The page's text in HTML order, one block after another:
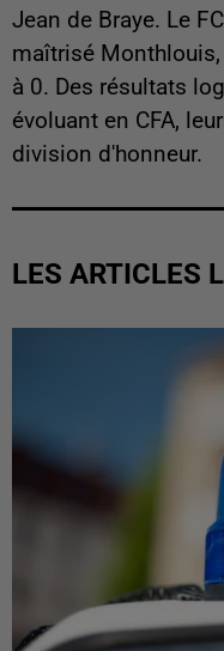
Jean de Braye. Le
maîtrisé
à 0. Des résultats
évoluant en CFA,
division d'honneur.
LES ARTICLES